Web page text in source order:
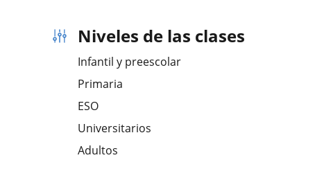
Niveles de las clases
Infantil y preescolar
Primaria
ESO
Universitarios
Adultos